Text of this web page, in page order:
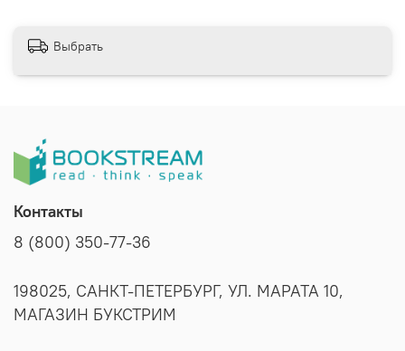
Выбрать
Контакты
8 (800) 350-77-36
198025, САНКТ-ПЕТЕРБУРГ, УЛ. МАРАТА 10,
МАГАЗИН БУКСТРИМ